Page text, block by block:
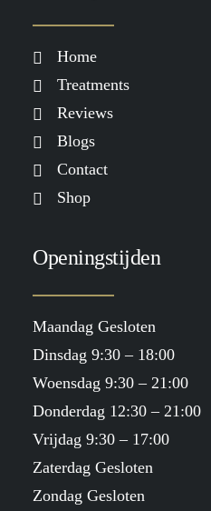
Home
Treatments
Reviews
Blogs
Contact
Shop
Openingstijden
Maandag Gesloten
Dinsdag 9:30 – 18:00
Woensdag 9:30 – 21:00
Donderdag 12:30 – 21:00
Vrijdag 9:30 – 17:00
Zaterdag Gesloten
Zondag Gesloten